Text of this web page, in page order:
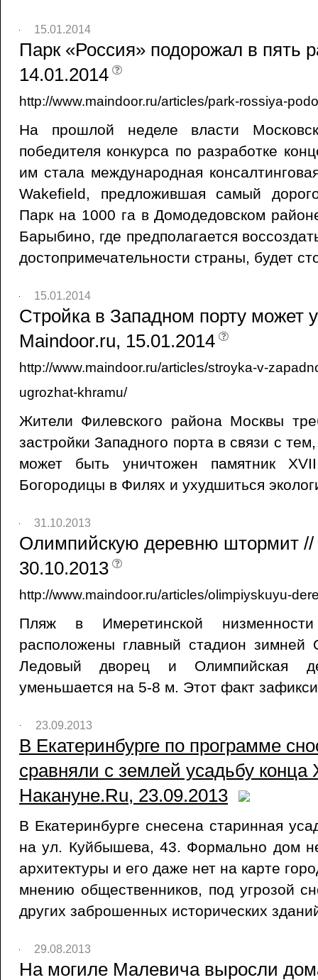
15.01.2014
Парк «Россия» подорожал в пять
14.01.2014
http://www.maindoor.ru/articles/park-rossiya-
На прошлой неделе власти
победителя конкурса по разработке
им стала международная
Wakefield, предложившая самый
Парк на 1000 га в Домодедовском
Барыбино, где предполагается
достопримечательности страны, будет
15.01.2014
Стройка в Западном порту может
Maindoor.ru, 15.01.2014
http://www.maindoor.ru/articles/stroyka-v-
ugrozhat-khramu/
Жители Филевского района Москвы
застройки Западного порта в связи с
может быть уничтожен памятник
Богородицы в Филях и ухудшиться
31.10.2013
Олимпийскую деревню штормит //
30.10.2013
http://www.maindoor.ru/articles/olimpiyskuyu-
Пляж в Имеретинской
расположены главный стадион зимней
Ледовый дворец и Олимпийская
уменьшается на 5-8 м. Этот факт
23.09.2013
В Екатеринбурге по программе
сравняли с землей усадьбу конца
Накануне.Ru, 23.09.2013
В Екатеринбурге снесена старинная
на ул. Куйбышева, 43. Формально дом
архитектуры и его даже нет на карте
мнению общественников, под угрозой
других заброшенных исторических
29.08.2013
На могиле Малевича выросли